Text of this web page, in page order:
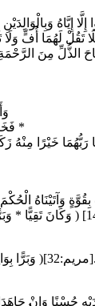
تَقُلْ لَهُمَا أُفٍّ
الذُّلِّ مِنَ
(
فَخَشِينَا أَنْ يُرْهِقَهُمَا طُغْيَانًا وَكُفْرًا *
( وَبَرًّا بِوَالِدَتِي وَلَمْ يَجْعَلْنِي جَبَّارًا شَقِيًّا )[مريم:32].